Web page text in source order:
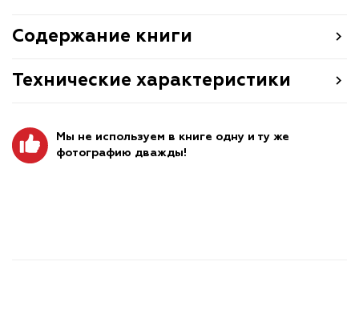
Содержание книги
Технические характеристики
Мы не используем в книге одну и ту же
фотографию дважды!